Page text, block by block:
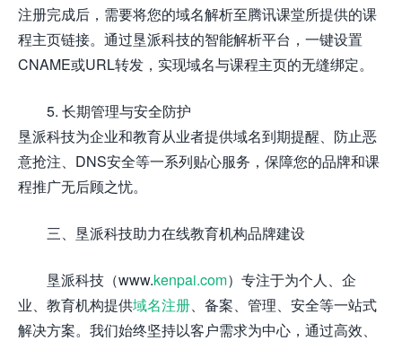
注册完成后，需要将您的域名解析至腾讯课堂所提供的课
程主页链接。通过垦派科技的智能解析平台，一键设置
CNAME或URL转发，实现域名与课程主页的无缝绑定。
5. 长期管理与安全防护
垦派科技为企业和教育从业者提供域名到期提醒、防止恶
意抢注、DNS安全等一系列贴心服务，保障您的品牌和课
程推广无后顾之忧。
三、垦派科技助力在线教育机构品牌建设
垦派科技（www.kenpai.com）专注于为个人、企
业、教育机构提供域名注册、备案、管理、安全等一站式
解决方案。我们始终坚持以客户需求为中心，通过高效、